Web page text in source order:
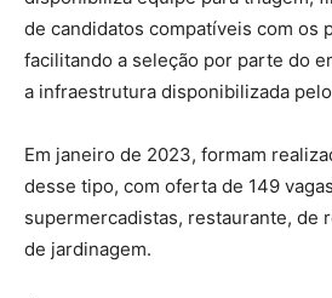
de candidatos compatíveis com os
facilitando a seleção por parte do
a infraestrutura disponibilizada
Em janeiro de 2023, formam
desse tipo, com oferta de 149
supermercadistas, restaurante, de
de jardinagem.